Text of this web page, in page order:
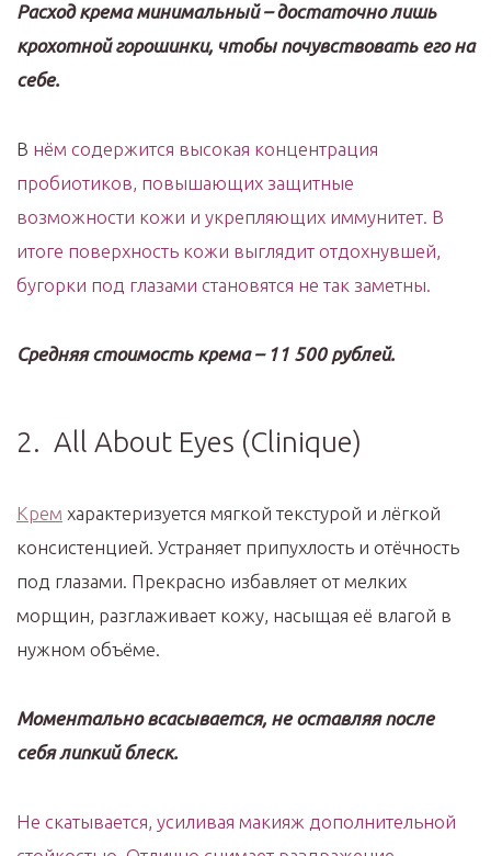
Расход крема минимальный – достаточно лишь
крохотной горошинки, чтобы почувствовать его на
себе.
В нём содержится высокая концентрация
пробиотиков, повышающих защитные
возможности кожи и укрепляющих иммунитет. В
итоге поверхность кожи выглядит отдохнувшей,
бугорки под глазами становятся не так заметны.
Средняя стоимость крема – 11 500 рублей.
2. All About Eyes (Clinique)
Крем характеризуется мягкой текстурой и лёгкой
консистенцией. Устраняет припухлость и отёчность
под глазами. Прекрасно избавляет от мелких
морщин, разглаживает кожу, насыщая её влагой в
нужном объёме.
Моментально всасывается, не оставляя после
себя липкий блеск.
Не скатывается, усиливая макияж дополнительной